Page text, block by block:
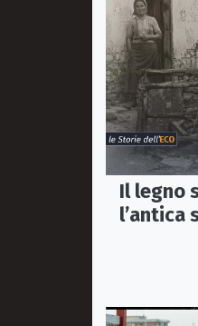
Il legno
l’antica